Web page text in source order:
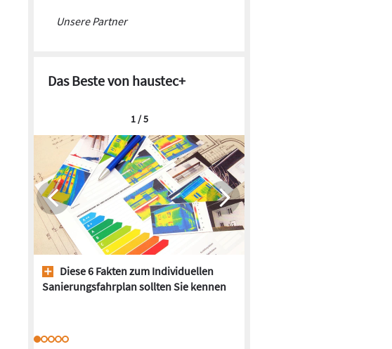
Unsere Partner
Das Beste von haustec+
Diese 6 Fakten zum Individuellen
Sanierungsfahrplan sollten Sie kennen
1 / 5